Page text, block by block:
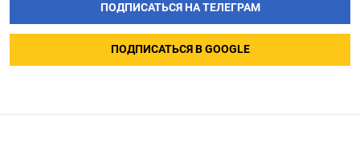
ПОДПИСАТЬСЯ НА ТЕЛЕГРАМ
ПОДПИСАТЬСЯ В GOOGLE